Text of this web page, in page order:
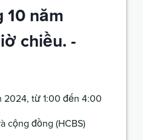
10 năm
chiều. -
2024, từ 1:00 đến 4:00
cộng đồng (HCBS)